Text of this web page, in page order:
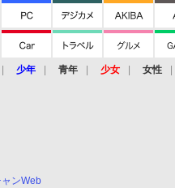
少年 青年 少女 女性
ャンWeb